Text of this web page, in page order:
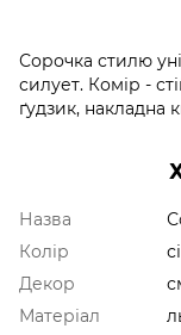
Сорочка стилю
силует. Комір -
ґудзик, накладна
Назва
Колір
Декор
Матеріал